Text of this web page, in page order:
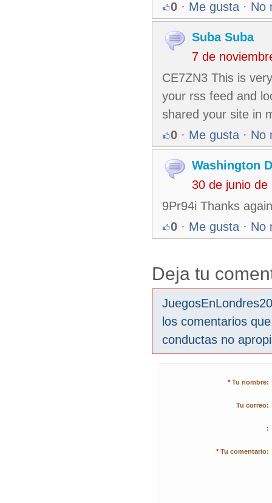
0 · Me gusta · No
Suba Suba
7 de
CE7ZN3 This is
your rss feed and
shared your site in
0 · Me gusta · No
Washington
30 de junio
9Pr94i Thanks
0 · Me gusta · No
Deja tu
los comentarios
conductas no
* Tu nombre:
Tu correo:
:
* Tu comentario: